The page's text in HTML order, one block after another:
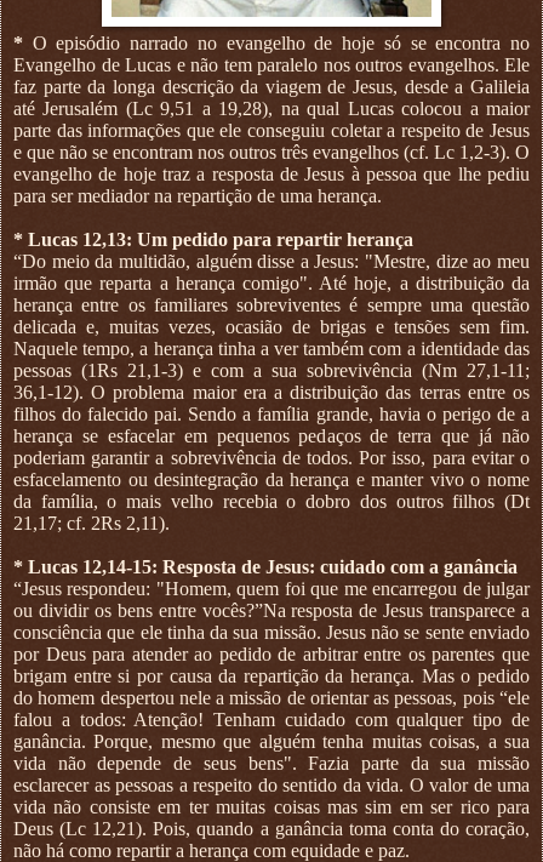
* O episódio narrado no evangelho de hoje só se encontra no
Evangelho de Lucas e não tem paralelo nos outros evangelhos. Ele
faz parte da longa descrição da viagem de Jesus, desde a Galileia
até Jerusalém (Lc 9,51 a 19,28), na qual Lucas colocou a maior
parte das informações que ele conseguiu coletar a respeito de Jesus
e que não se encontram nos outros três evangelhos (cf. Lc 1,2-3). O
evangelho de hoje traz a resposta de Jesus à pessoa que lhe pediu
para ser mediador na repartição de uma herança.
* Lucas 12,13: Um pedido para repartir herança
“Do meio da multidão, alguém disse a Jesus: "Mestre, dize ao meu
irmão que reparta a herança comigo". Até hoje, a distribuição da
herança entre os familiares sobreviventes é sempre uma questão
delicada e, muitas vezes, ocasião de brigas e tensões sem fim.
Naquele tempo, a herança tinha a ver também com a identidade das
pessoas (1Rs 21,1-3) e com a sua sobrevivência (Nm 27,1-11;
36,1-12). O problema maior era a distribuição das terras entre os
filhos do falecido pai. Sendo a família grande, havia o perigo de a
herança se esfacelar em pequenos pedaços de terra que já não
poderiam garantir a sobrevivência de todos. Por isso, para evitar o
esfacelamento ou desintegração da herança e manter vivo o nome
da família, o mais velho recebia o dobro dos outros filhos (Dt
21,17; cf. 2Rs 2,11).
* Lucas 12,14-15: Resposta de Jesus: cuidado com a ganância
“Jesus respondeu: "Homem, quem foi que me encarregou de julgar
ou dividir os bens entre vocês?”Na resposta de Jesus transparece a
consciência que ele tinha da sua missão. Jesus não se sente enviado
por Deus para atender ao pedido de arbitrar entre os parentes que
brigam entre si por causa da repartição da herança. Mas o pedido
do homem despertou nele a missão de orientar as pessoas, pois “ele
falou a todos: Atenção! Tenham cuidado com qualquer tipo de
ganância. Porque, mesmo que alguém tenha muitas coisas, a sua
vida não depende de seus bens". Fazia parte da sua missão
esclarecer as pessoas a respeito do sentido da vida. O valor de uma
vida não consiste em ter muitas coisas mas sim em ser rico para
Deus (Lc 12,21). Pois, quando a ganância toma conta do coração,
não há como repartir a herança com equidade e paz.